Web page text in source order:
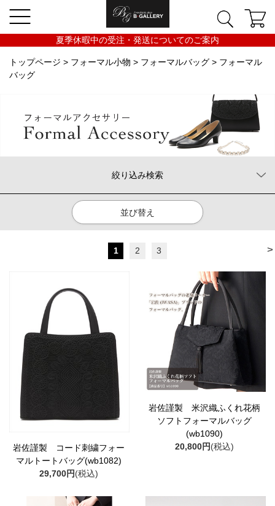
夏季休暇中の受注・発送についてのご案内
トップページ > フォーマル小物 > フォーマルバッグ > フォーマル
バッグ
絞り込み検索
並び替え
>
1 2 3
岩佐謹製 コード刺繍フォー
マルトートバッグ(wb1082)
29,700円(税込)
岩佐謹製 米沢織ふくれ花柄
ソフトフォーマルバッグ
(wb1090)
20,800円(税込)